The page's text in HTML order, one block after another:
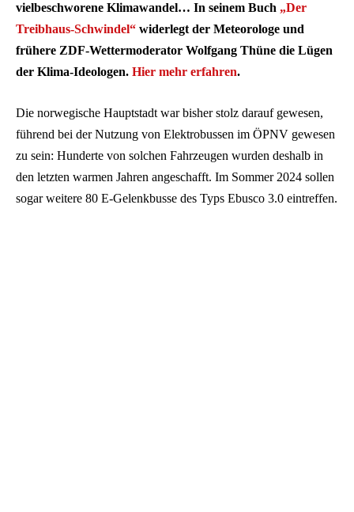
vielbeschworene Klimawandel… In seinem Buch „Der
Treibhaus-Schwindel“ widerlegt der Meteorologe und
frühere ZDF-Wettermoderator Wolfgang Thüne die Lügen
der Klima-Ideologen. Hier mehr erfahren.
Die norwegische Hauptstadt war bisher stolz darauf gewesen,
führend bei der Nutzung von Elektrobussen im ÖPNV gewesen
zu sein: Hunderte von solchen Fahrzeugen wurden deshalb in
den letzten warmen Jahren angeschafft. Im Sommer 2024 sollen
sogar weitere 80 E-Gelenkbusse des Typs Ebusco 3.0 eintreffen.